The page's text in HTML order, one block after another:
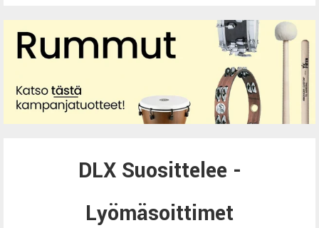
DLX Suosittelee -
Lyömäsoittimet